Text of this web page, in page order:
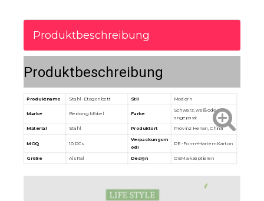
Produktbeschreibung
Produktbeschreibung
Produktname Stahl -Etagenbett Stil Modern
Marke Beidong Möbel Farbe
Schwarz, weiß oder
angepasst
Material Stahl Produktort Provinz Henan, China
MOQ 10 PCs
Verpackungsm
odi
PE -Form+Hartem Karton
Größe Als Ral Design OEM akzeptieren